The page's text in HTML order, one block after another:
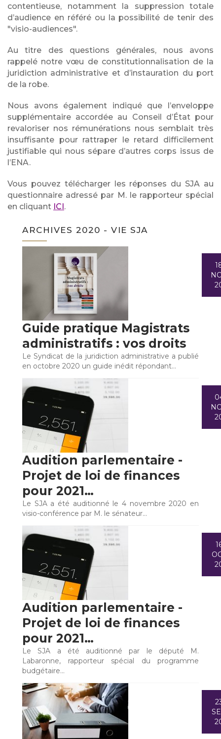
contentieuse, notamment la suppression totale
d’audience en référé ou la possibilité de tenir des
"visio-audiences".
Au titre des questions générales, nous avons
rappelé notre vœu de constitutionnalisation de la
juridiction administrative et d’instauration du port
de la robe.
Nous avons également indiqué que l’enveloppe
supplémentaire accordée au Conseil d’État pour
revaloriser nos rémunérations nous semblait très
insuffisante pour rattraper le retard difficilement
justifiable qui nous sépare d’autres corps issus de
l’ENA.
Vous pouvez télécharger les réponses du SJA au
questionnaire adressé par M. le rapporteur spécial
en cliquant ICI.
ARCHIVES 2020 - VIE SJA
Guide pratique Magistrats
administratifs : vos droits
Le Syndicat de la juridiction administrative a publié
en octobre 2020 un guide inédit répondant…
Audition parlementaire -
Projet de loi de finances
pour 2021…
Le SJA a été auditionné le 4 novembre 2020 en
visio-conférence par M. le sénateur…
Audition parlementaire -
Projet de loi de finances
pour 2021…
Le SJA a été auditionné par le député M.
Labaronne, rapporteur spécial du programme
budgétaire…